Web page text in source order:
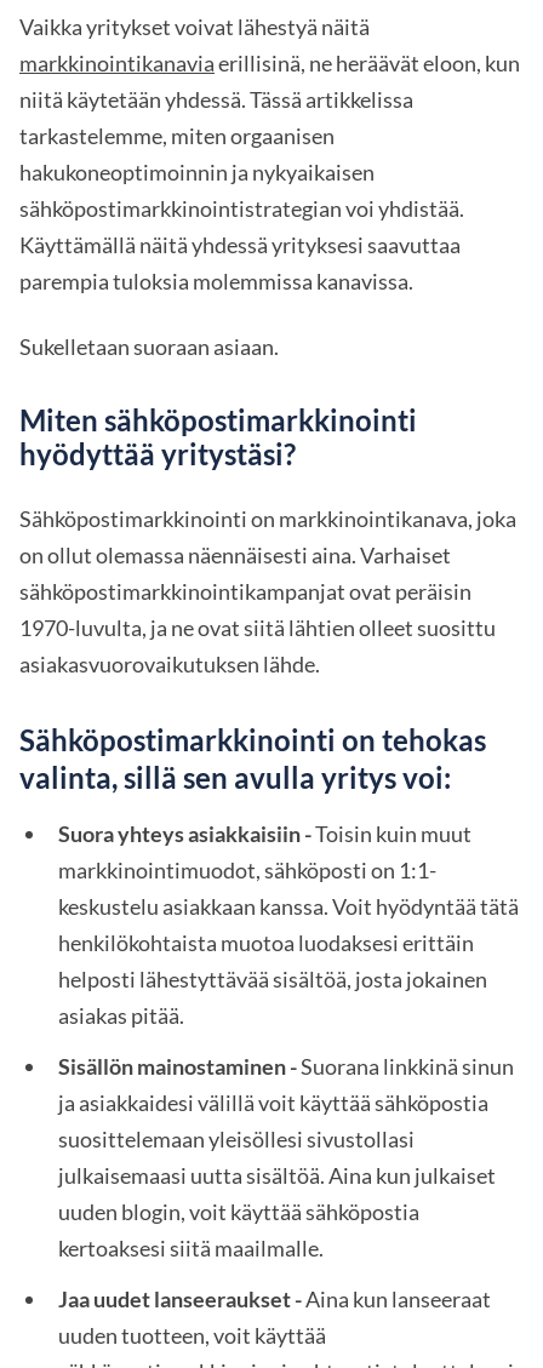
Vaikka yritykset voivat lähestyä näitä
markkinointikanaviaerillisinä, ne heräävät eloon, kun
niitä käytetään yhdessä. Tässä artikkelissa
tarkastelemme, miten orgaanisen
hakukoneoptimoinnin ja nykyaikaisen
sähköpostimarkkinointistrategian voi yhdistää.
Käyttämällä näitä yhdessä yrityksesi saavuttaa
parempia tuloksia molemmissa kanavissa.
Sukelletaan suoraan asiaan.
Miten sähköpostimarkkinointi
hyödyttää yritystäsi?
Sähköpostimarkkinointi on markkinointikanava, joka
on ollut olemassa näennäisesti aina. Varhaiset
sähköpostimarkkinointikampanjat ovat peräisin
1970-luvulta, ja ne ovat siitä lähtien olleet suosittu
asiakasvuorovaikutuksen lähde.
Sähköpostimarkkinointi on tehokas
valinta, sillä sen avulla yritys voi:
Suora yhteys asiakkaisiin -Toisin kuin muut
markkinointimuodot, sähköposti on 1:1-
keskustelu asiakkaan kanssa. Voit hyödyntää tätä
henkilökohtaista muotoa luodaksesi erittäin
helposti lähestyttävää sisältöä, josta jokainen
asiakas pitää.
Sisällön mainostaminen -Suorana linkkinä sinun
ja asiakkaidesi välillä voit käyttää sähköpostia
suosittelemaan yleisöllesi sivustollasi
julkaisemaasi uutta sisältöä. Aina kun julkaiset
uuden blogin, voit käyttää sähköpostia
kertoaksesi siitä maailmalle.
Jaa uudet lanseeraukset -Aina kun lanseeraat
uuden tuotteen, voit käyttää